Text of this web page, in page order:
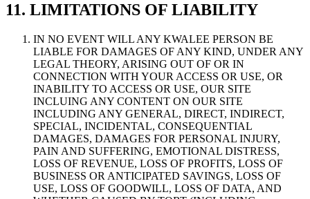
11. LIMITATIONS OF LIABILITY
IN NO EVENT WILL ANY KWALEE PERSON BE
LIABLE FOR DAMAGES OF ANY KIND, UNDER ANY
LEGAL THEORY, ARISING OUT OF OR IN
CONNECTION WITH YOUR ACCESS OR USE, OR
INABILITY TO ACCESS OR USE, OUR SITE
INCLUING ANY CONTENT ON OUR SITE
INCLUDING ANY GENERAL, DIRECT, INDIRECT,
SPECIAL, INCIDENTAL, CONSEQUENTIAL
DAMAGES, DAMAGES FOR PERSONAL INJURY,
PAIN AND SUFFERING, EMOTIONAL DISTRESS,
LOSS OF REVENUE, LOSS OF PROFITS, LOSS OF
BUSINESS OR ANTICIPATED SAVINGS, LOSS OF
USE, LOSS OF GOODWILL, LOSS OF DATA, AND